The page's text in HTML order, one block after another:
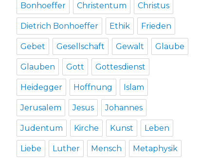
Bonhoeffer Christentum Christus
Dietrich Bonhoeffer Ethik Frieden
Gebet Gesellschaft Gewalt Glaube
Glauben Gott Gottesdienst
Heidegger Hoffnung Islam
Jerusalem Jesus Johannes
Judentum Kirche Kunst Leben
Liebe Luther Mensch Metaphysik